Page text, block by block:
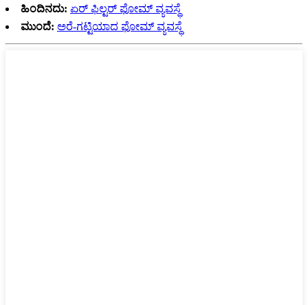
ಹಿಂದಿನದು: ಏರ್ ಫಿಲ್ಟರ್ ಫೋಮ್ ವ್ಯವಸ್ಥೆ
ಮುಂದೆ: ಅರೆ-ಗಟ್ಟಿಯಾದ ಫೋಮ್ ವ್ಯವಸ್ಥೆ